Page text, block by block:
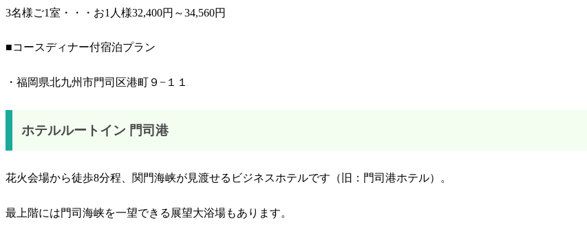
3名様ご1室・・・お1人様32,400円～34,560円
■コースディナー付宿泊プラン
・福岡県北九州市門司区港町９−１１
ホテルルートイン 門司港
花火会場から徒歩8分程、関門海峡が見渡せるビジネスホテルです（旧：門司港ホテル）。
最上階には門司海峡を一望できる展望大浴場もあります。